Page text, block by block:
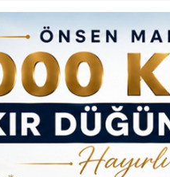
Vadisi Görkemli Törenle Açıldı
Belediye Spor kupasına
“Ramazan Bayramı’mız Kutlu
106’ncı Yılında